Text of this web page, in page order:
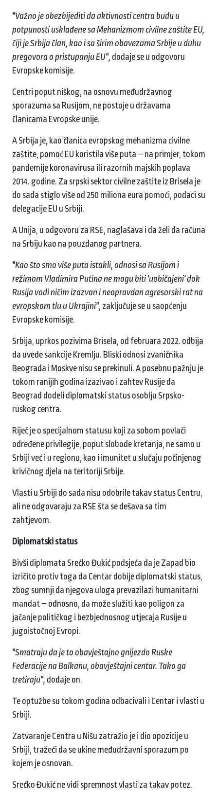
"Važno je obezbijediti da aktivnosti centra budu u
potpunosti usklađene sa Mehanizmom civilne zaštite EU,
čiji je Srbija član, kao i sa širim obavezama Srbije u duhu
pregovora o pristupanju EU", dodaje se u odgovoru
Evropske komisije.
Centri poput niškog, na osnovu međudržavnog
sporazuma sa Rusijom, ne postoje u državama
članicama Evropske unije.
A Srbija je, kao članica evropskog mehanizma civilne
zaštite, pomoć EU koristila više puta – na primjer, tokom
pandemije koronavirusa ili razornih majskih poplava
2014. godine. Za srpski sektor civilne zaštite iz Brisela je
do sada stiglo više od 250 miliona eura pomoći, podaci su
delegacije EU u Srbiji.
A Unija, u odgovoru za RSE, naglašava i da želi da računa
na Srbiju kao na pouzdanog partnera.
"Kao što smo više puta istakli, odnosi sa Rusijom i
režimom Vladimira Putina ne mogu biti 'uobičajeni' dok
Rusija vodi ničim izazvan i neopravdan agresorski rat na
evropskom tlu u Ukrajini" , zaključuje se u saopćenju
Evropske komisije.
Srbija, uprkos pozivima Brisela, od februara 2022. odbija
da uvede sankcije Kremlju. Bliski odnosi zvaničnika
Beograda i Moskve nisu se prekinuli. A posebnu pažnju je
tokom ranijih godina izazivao i zahtev Rusije da
Beograd dodeli diplomatski status osoblju Srpsko-
ruskog centra.
Riječ je o specijalnom statusu koji za sobom povlači
određene privilegije, poput slobode kretanja, ne samo u
Srbiji već i u regionu, kao i imunitet u slučaju počinjenog
krivičnog djela na teritoriji Srbije.
Vlasti u Srbiji do sada nisu odobrile takav status Centru,
ali ne odgovaraju za RSE šta se dešava sa tim
zahtjevom.
Diplomatski status
Bivši diplomata Srećko Đukić podsjeća da je Zapad bio
izričito protiv toga da Centar dobije diplomatski status,
zbog sumnji da njegova uloga prevazilazi humanitarni
mandat – odnosno, da može služiti kao poligon za
jačanje političkog i bezbjednosnog utjecaja Rusije u
jugoistočnoj Evropi.
"Smatraju da je to obavještajno gnijezdo Ruske
Federacije na Balkanu, obavještajni centar. Tako ga
tretiraju", dodaje on.
Te optužbe su tokom godina odbacivali i Centar i vlasti u
Srbiji.
Zatvaranje Centra u Nišu zatražio je i dio opozicije u
Srbiji, tražeći da se ukine međudržavni sporazum po
kojem je osnovan.
Srećko Đukić ne vidi spremnost vlasti za takav potez.